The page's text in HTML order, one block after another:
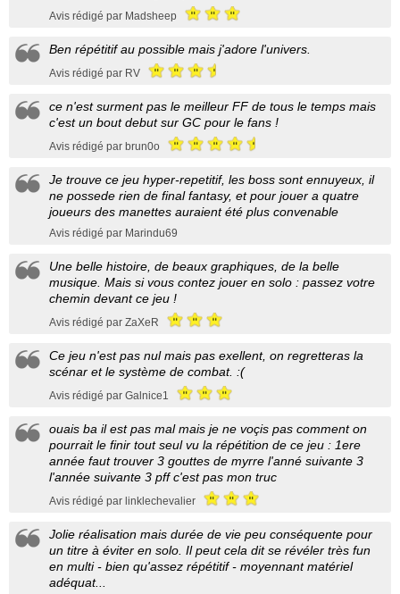
Avis rédigé par Madsheep
Ben répétitif au possible mais j'adore l'univers.
Avis rédigé par RV
ce n'est surment pas le meilleur FF de tous le temps mais
c'est un bout debut sur GC pour le fans !
Avis rédigé par brun0o
Je trouve ce jeu hyper-repetitif, les boss sont ennuyeux, il
ne possede rien de final fantasy, et pour jouer a quatre
joueurs des manettes auraient été plus convenable
Avis rédigé par Marindu69
Une belle histoire, de beaux graphiques, de la belle
musique. Mais si vous contez jouer en solo : passez votre
chemin devant ce jeu !
Avis rédigé par ZaXeR
Ce jeu n'est pas nul mais pas exellent, on regretteras la
scénar et le système de combat. :(
Avis rédigé par Galnice1
ouais ba il est pas mal mais je ne voçis pas comment on
pourrait le finir tout seul vu la répétition de ce jeu : 1ere
année faut trouver 3 gouttes de myrre l'anné suivante 3
l'année suivante 3 pff c'est pas mon truc
Avis rédigé par linklechevalier
Jolie réalisation mais durée de vie peu conséquente pour
un titre à éviter en solo. Il peut cela dit se révéler très fun
en multi - bien qu'assez répétitif - moyennant matériel
adéquat...